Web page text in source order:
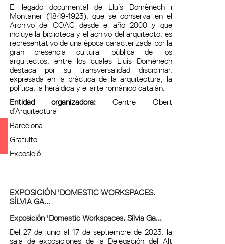
El legado documental de Lluís Domènech i
Montaner (1849-1923), que se conserva en el
Archivo del COAC desde el año 2000 y que
incluye la biblioteca y el achivo del arquitecto, es
representativo de una época caracterizada por la
gran presencia cultural pública de los
arquitectos, entre los cuales Lluís Domènech
destaca por su transversalidad disciplinar,
expresada en la práctica de la arquitectura, la
política, la heráldica y el arte románico catalán.
Entidad organizadora:Centre Obert
d’Arquitectura
Barcelona
Gratuito
Exposició
EXPOSICIÓN 'DOMESTIC WORKSPACES.
SÍLVIA GA...
Exposición 'Domestic Workspaces. Sílvia Ga...
Del 27 de junio al 17 de septiembre de 2023, la
sala de exposiciones de la Delegación del Alt